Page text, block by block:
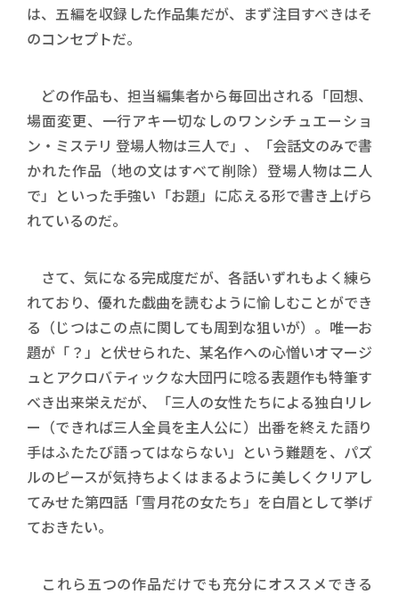
は、五編を収録した作品集だが、まず注目すべきはそ
のコンセプトだ。
どの作品も、担当編集者から毎回出される「回想、
場面変更、一行アキ一切なしのワンシチュエーショ
ン・ミステリ 登場人物は三人で」、「会話文のみで書
かれた作品（地の文はすべて削除）登場人物は二人
で」といった手強い「お題」に応える形で書き上げら
れているのだ。
さて、気になる完成度だが、各話いずれもよく練ら
れており、優れた戯曲を読むように愉しむことができ
る（じつはこの点に関しても周到な狙いが）。唯一お
題が「？」と伏せられた、某名作への心憎いオマージ
ュとアクロバティックな大団円に唸る表題作も特筆す
べき出来栄えだが、「三人の女性たちによる独白リレ
ー（できれば三人全員を主人公に）出番を終えた語り
手はふたたび語ってはならない」という難題を、パズ
ルのピースが気持ちよくはまるように美しくクリアし
てみせた第四話「雪月花の女たち」を白眉として挙げ
ておきたい。
これら五つの作品だけでも充分にオススメできる